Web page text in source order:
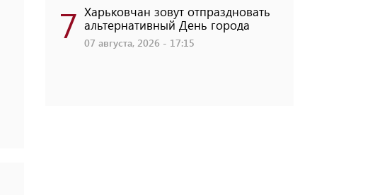
7 Харьковчан зовут отпраздновать
альтернативный День города
07 августа, 2026 - 17:15